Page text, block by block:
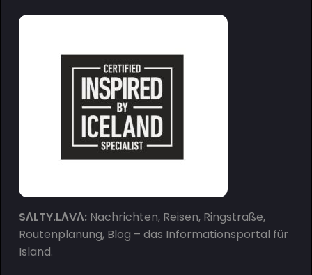
SΛLTY.LΛVΛ:Nachrichten, Reisen, Ringstraße,
Routenplanung, Blog – das Informationsportal für
Island.